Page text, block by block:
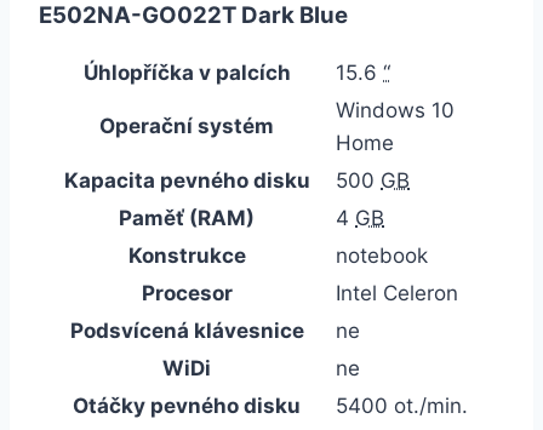
E502NA-GO022T Dark Blue
Úhlopříčka v palcích 15.6 “
Operační systém
Windows 10
Home
Kapacita pevného disku
500 GB
Paměť (RAM)
4 GB
Konstrukce
notebook
Procesor
Intel Celeron
Podsvícená klávesnice
ne
WiDi
ne
Otáčky pevného disku
5400 ot./min.